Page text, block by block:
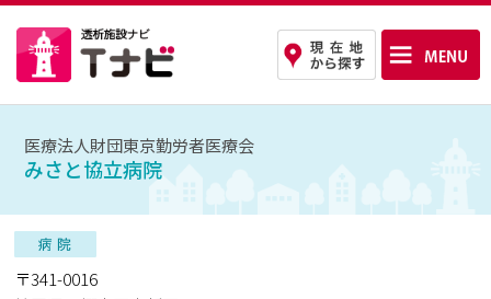
医療法人財団東京勤労者医療会
みさと協立病院
〒341-0016